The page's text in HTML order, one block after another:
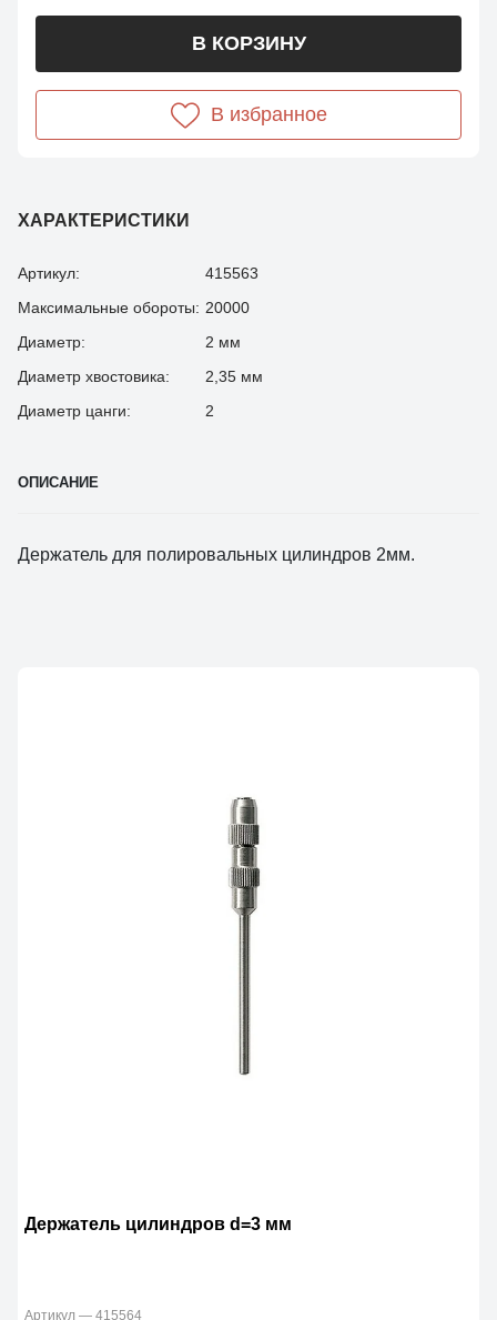
ХАРАКТЕРИСТИКИ
Артикул:
415563
Максимальные обороты: 20000
Диаметр:
2 мм
Диаметр хвостовика:
2,35 мм
Диаметр цанги:
2
В КОРЗИНУ
В избранное
ОПИСАНИЕ
Держатель для полировальных цилиндров 2мм.
Держатель цилиндров d=3 мм
Артикул — 415564